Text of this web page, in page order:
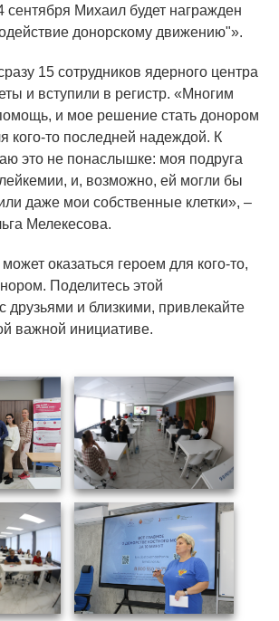
ЗАТО
КАРЬЕРА
сентября Михаил будет награжден
донорскому движению"».
15 сотрудников ядерного центра
и вступили в регистр. «Многим
и мое решение стать донором
кого-то последней надеждой. К
это не понаслышке: моя подруга
и, возможно, ей могли бы
даже мои собственные клетки», –
Мелекесова.
оказаться героем для кого-то,
Поделитесь этой
друзьями и близкими, привлекайте
важной инициативе.